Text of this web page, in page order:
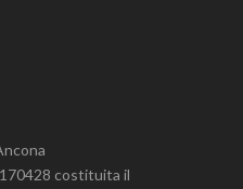
costituita il